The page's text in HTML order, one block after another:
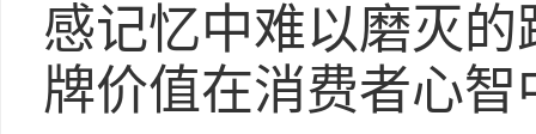
感记忆中难以磨灭
牌价值在消费者心智